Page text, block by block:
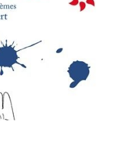
sur-Orge